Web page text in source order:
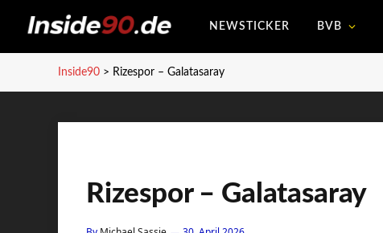
NEWSTICKER BVB
Inside90 > Rizespor – Galatasaray
Rizespor – Galatasaray